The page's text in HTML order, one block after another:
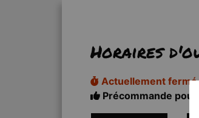
Horaires
Actuellement fermé
Précommande pour